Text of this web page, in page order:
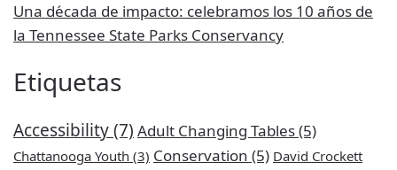
Una década de impacto: celebramos los 10 años de
la Tennessee State Parks Conservancy
Etiquetas
Accessibility(7) Adult Changing Tables(5)
Chattanooga Youth (3) Conservation (5) David Crockett